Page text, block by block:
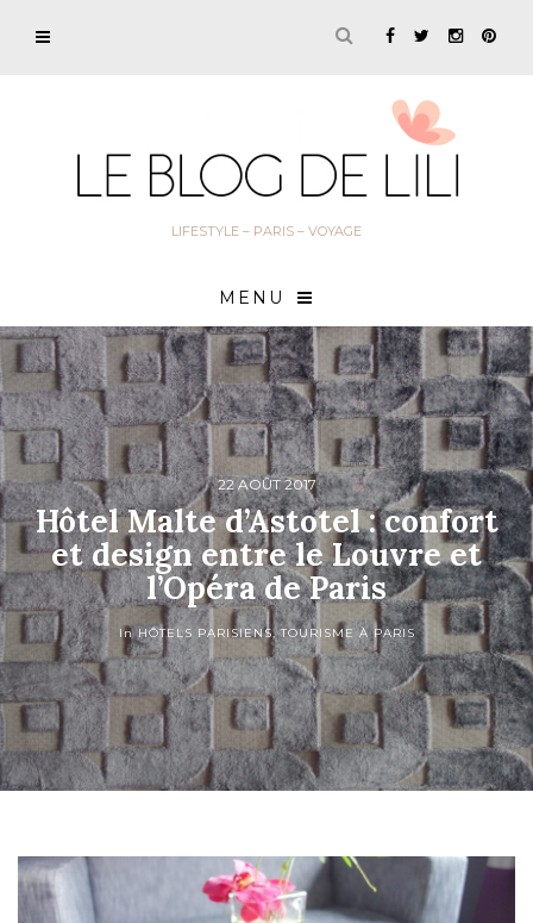
LIFESTYLE – PARIS – VOYAGE
MENU
22 AOÛT 2017
Hôtel Malte d’Astotel : confort
et design entre le Louvre et
l’Opéra de Paris
InHÔTELS PARISIENS,TOURISME À PARIS